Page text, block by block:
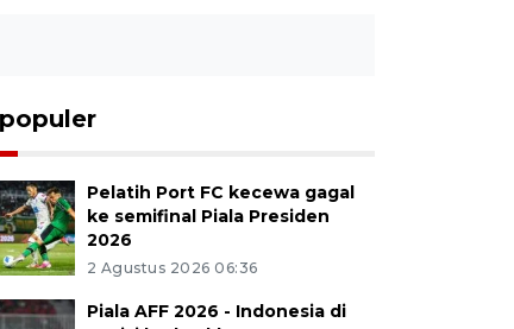
Pelatih Port FC kecewa gagal
ke semifinal Piala Presiden
2026
2 Agustus 2026 06:36
Piala AFF 2026 - Indonesia di